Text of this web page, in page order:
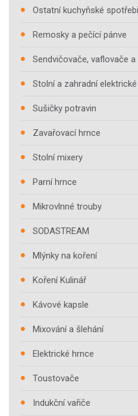
Ostatní kuchyňské
Remosky a pečící pánve
Sendvičovače, vaflovače
Stolní a zahradní
Sušičky potravin
Zavařovací hrnce
Stolní mixery
Parní hrnce
Mikrovlnné trouby
SODASTREAM
Mlýnky na koření
Koření Kulinář
Kávové kapsle
Mixování a šlehání
Elektrické hrnce
Toustovače
Indukční vařiče